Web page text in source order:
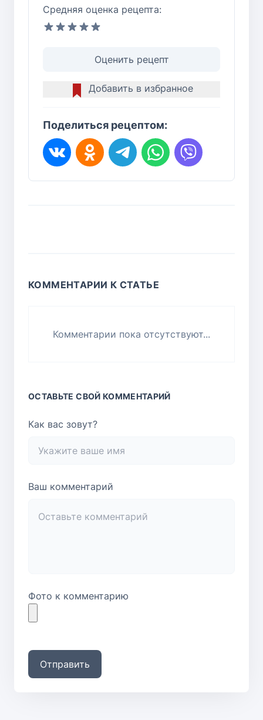
Средняя оценка рецепта:
Оценить рецепт
Добавить в избранное
Поделиться рецептом:
КОММЕНТАРИИ К СТАТЬЕ
Комментарии пока отсутствуют...
ОСТАВЬТЕ СВОЙ КОММЕНТАРИЙ
Как вас зовут?
Ваш комментарий
Фото к комментарию
Отправить